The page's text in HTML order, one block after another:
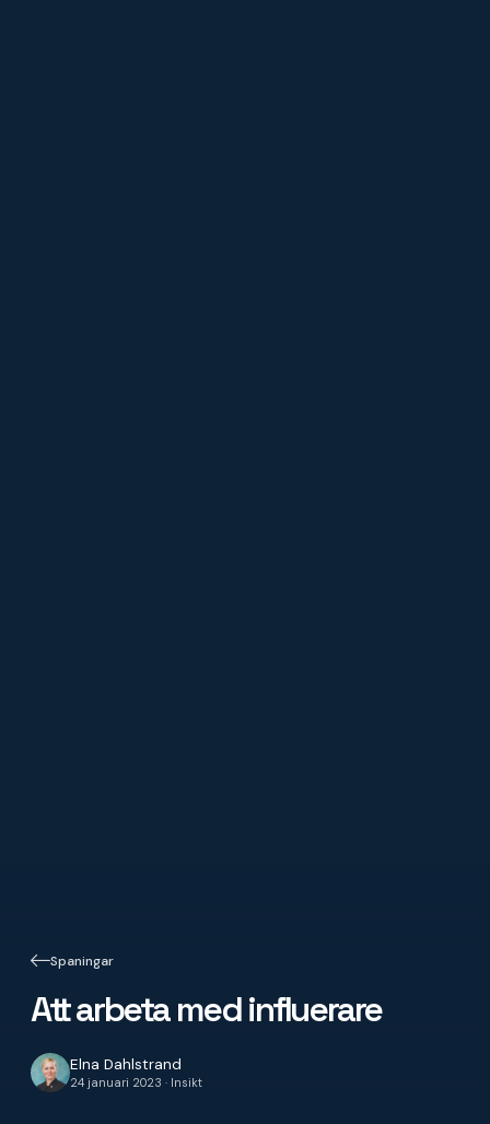
Spaningar
Att arbeta med influerare
Elna Dahlstrand
24 januari 2023 · Insikt